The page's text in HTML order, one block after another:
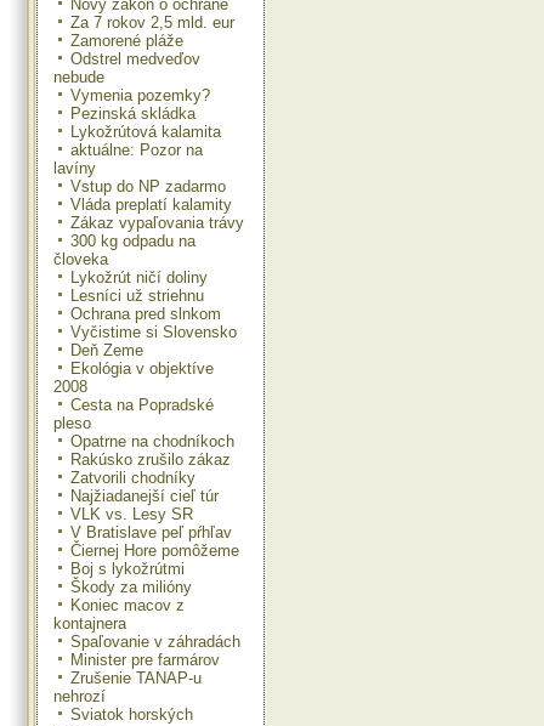
Nový zákon o ochrane
Za 7 rokov 2,5 mld. eur
Zamorené pláže
Odstrel medveďov
nebude
Vymenia pozemky?
Pezinská skládka
Lykožrútová kalamita
aktuálne: Pozor na
lavíny
Vstup do NP zadarmo
Vláda preplatí kalamity
Zákaz vypaľovania trávy
300 kg odpadu na
človeka
Lykožrút ničí doliny
Lesníci už striehnu
Ochrana pred slnkom
Vyčistime si Slovensko
Deň Zeme
Ekológia v objektíve
2008
Cesta na Popradské
pleso
Opatrne na chodníkoch
Rakúsko zrušilo zákaz
Zatvorili chodníky
Najžiadanejší cieľ túr
VLK vs. Lesy SR
V Bratislave peľ pŕhľav
Čiernej Hore pomôžeme
Boj s lykožrútmi
Škody za milióny
Koniec macov z
kontajnera
Spaľovanie v záhradách
Minister pre farmárov
Zrušenie TANAP-u
nehrozí
Sviatok horských